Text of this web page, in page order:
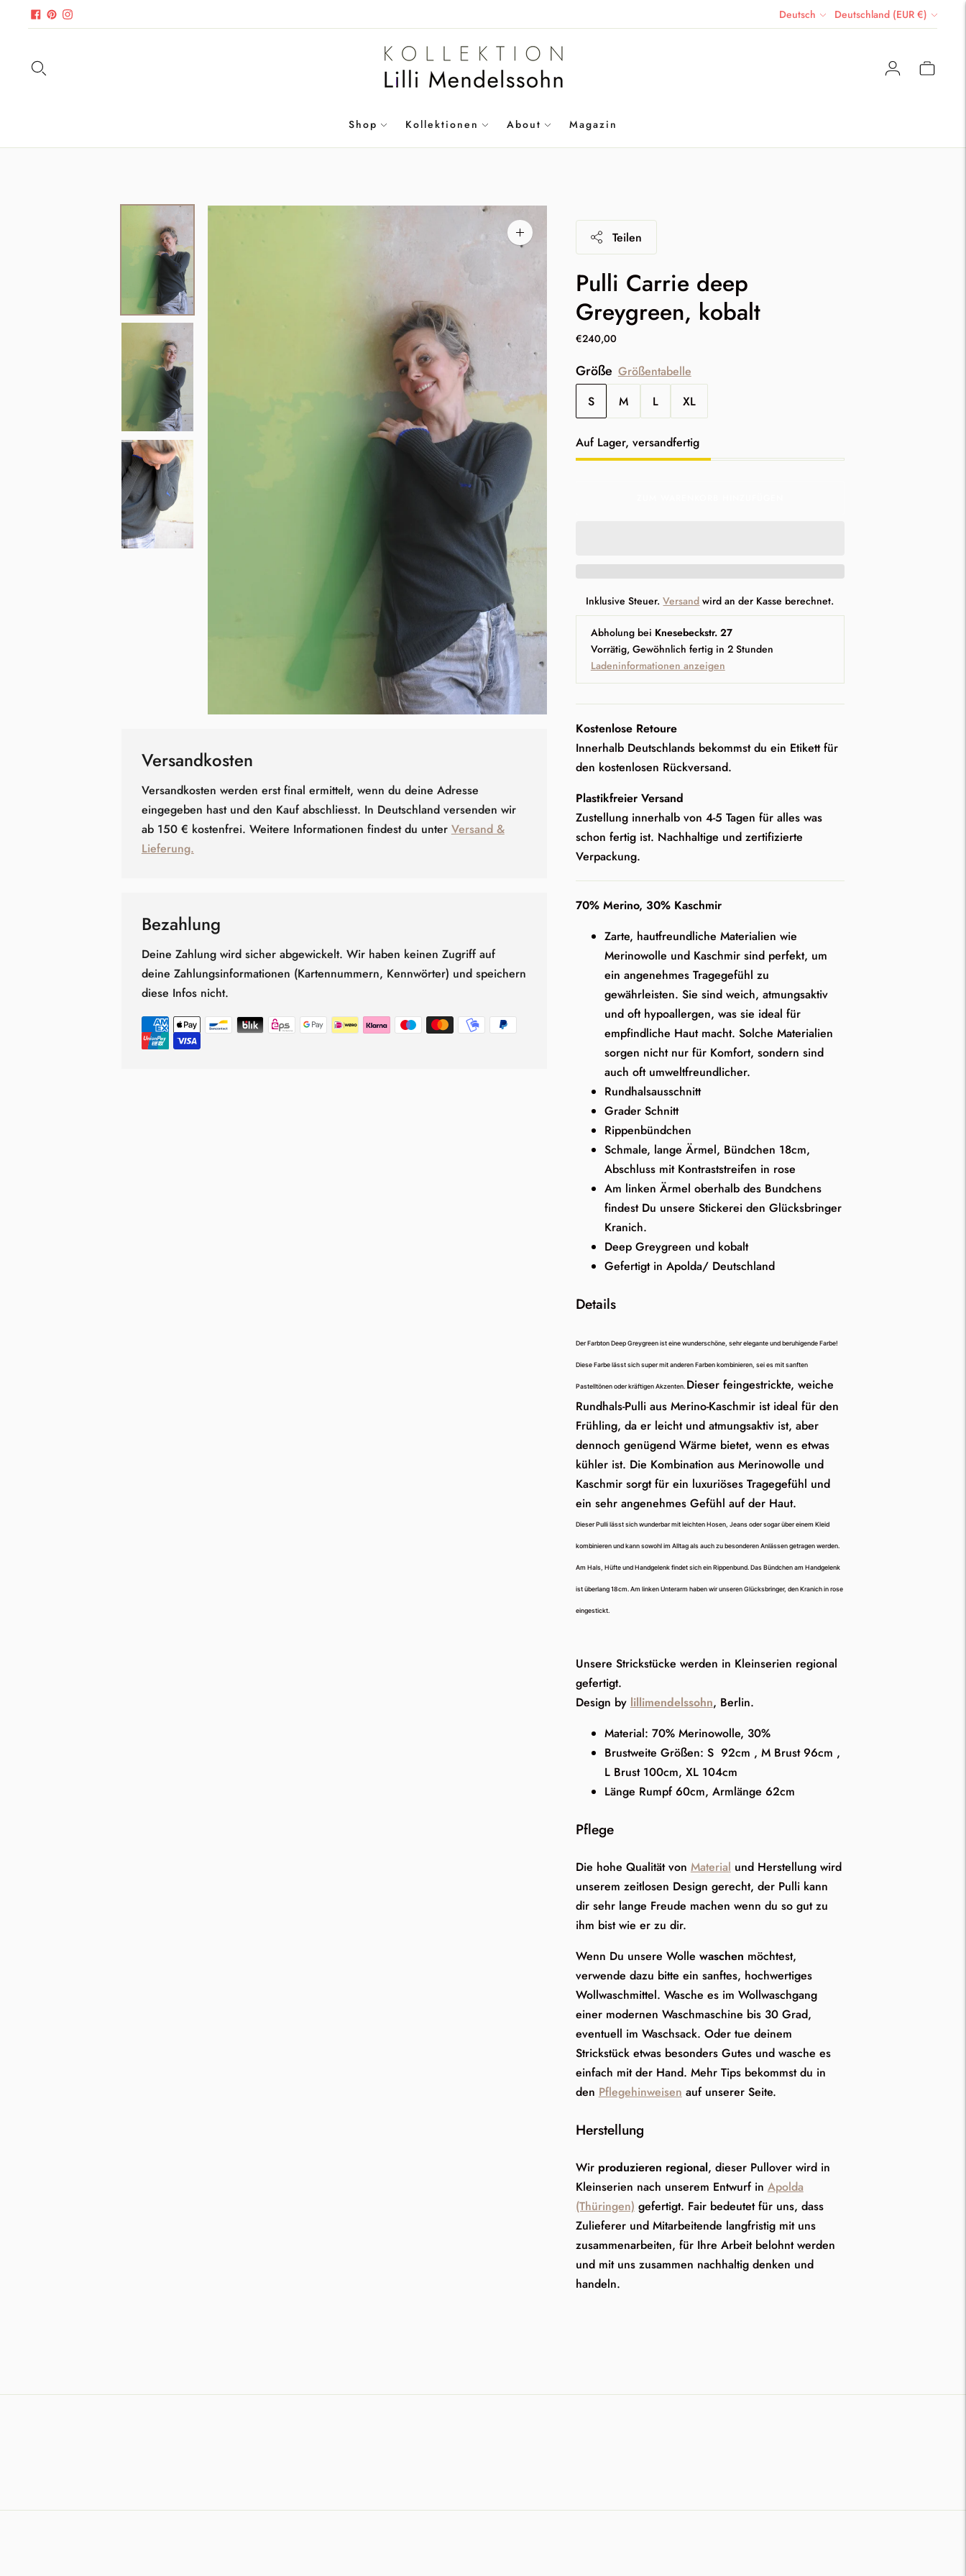
Sprache
Deutsch Währung
Deutschland (EUR €)
Shop Kollektionen About Magazin
Bild
vergrößern
Versandkosten
Versandkosten werden erst final ermittelt, wenn du deine Adresse
eingegeben hast und den Kauf abschliesst. In Deutschland versenden wir
ab 150 € kostenfrei. Weitere Informationen findest du unter Versand &
Lieferung.
Bezahlung
Deine Zahlung wird sicher abgewickelt. Wir haben keinen Zugriff auf
deine Zahlungsinformationen (Kartennummern, Kennwörter) und speichern
diese Infos nicht.
Teilen
Pulli Carrie deep
Greygreen, kobalt
€240,00
Größe Größentabelle
S
M L XL
Lagerbestand
Auf Lager, versandfertig
Inklusive Steuer.Versand wird an der Kasse berechnet.
Abholung bei Knesebeckstr. 27
Vorrätig, Gewöhnlich fertig in 2 Stunden
Ladeninformationen anzeigen
Kostenlose Retoure
Innerhalb Deutschlands bekommst du ein Etikett für
den kostenlosen Rückversand.
Plastikfreier Versand
Zustellung innerhalb von 4-5 Tagen für alles was
schon fertig ist. Nachhaltige und zertifizierte
Verpackung.
70% Merino, 30% Kaschmir
Zarte, hautfreundliche Materialien wie
Merinowolle und Kaschmir sind perfekt, um
ein angenehmes Tragegefühl zu
gewährleisten. Sie sind weich, atmungsaktiv
und oft hypoallergen, was sie ideal für
empfindliche Haut macht. Solche Materialien
sorgen nicht nur für Komfort, sondern sind
auch oft umweltfreundlicher.
Rundhalsausschnitt
Grader Schnitt
Rippenbündchen
Schmale, lange Ärmel, Bündchen 18cm,
Abschluss mit Kontraststreifen in rose
Am linken Ärmel oberhalb des Bundchens
findest Du unsere Stickerei den Glücksbringer
Kranich.
Deep Greygreen und kobalt
Gefertigt in Apolda/ Deutschland
Details
Der Farbton Deep Greygreen ist eine wunderschöne, sehr elegante und beruhigende Farbe!
Diese Farbe lässt sich super mit anderen Farben kombinieren, sei es mit sanften
Pastelltönen oder kräftigen Akzenten. Dieser feingestrickte, weiche
Rundhals-Pulli aus Merino-Kaschmir ist ideal für den
Frühling, da er leicht und atmungsaktiv ist, aber
dennoch genügend Wärme bietet, wenn es etwas
kühler ist. Die Kombination aus Merinowolle und
Kaschmir sorgt für ein luxuriöses Tragegefühl und
ein sehr angenehmes Gefühl auf der Haut.
Dieser Pulli lässt sich wunderbar mit leichten Hosen, Jeans oder sogar über einem Kleid
kombinieren und kann sowohl im Alltag als auch zu besonderen Anlässen getragen werden.
Am Hals, Hüfte und Handgelenk findet sich ein Rippenbund. Das Bündchen am Handgelenk
ist überlang 18cm. Am linken Unterarm haben wir unseren Glücksbringer, den Kranich in rose
eingestickt.
Unsere Strickstücke werden in Kleinserien regional
gefertigt.
Design by lillimendelssohn, Berlin.
Material: 70% Merinowolle, 30%
Brustweite Größen: S 92cm , M Brust 96cm ,
L Brust 100cm, XL 104cm
Länge Rumpf 60cm, Armlänge 62cm
Pflege
Die hohe Qualität von Material und Herstellung wird
unserem zeitlosen Design gerecht, der Pulli kann
dir sehr lange Freude machen wenn du so gut zu
ihm bist wie er zu dir.
Wenn Du unsere Wolle waschen möchtest,
verwende dazu bitte ein sanftes, hochwertiges
Wollwaschmittel. Wasche es im Wollwaschgang
einer modernen Waschmaschine bis 30 Grad,
eventuell im Waschsack. Oder tue deinem
Strickstück etwas besonders Gutes und wasche es
einfach mit der Hand. Mehr Tips bekommst du in
den Pflegehinweisen auf unserer Seite.
Herstellung
Wir produzieren regional, dieser Pullover wird in
Kleinserien nach unserem Entwurf in Apolda
(Thüringen) gefertigt. Fair bedeutet für uns, dass
Zulieferer und Mitarbeitende langfristig mit uns
zusammenarbeiten, für Ihre Arbeit belohnt werden
und mit uns zusammen nachhaltig denken und
handeln.
legen